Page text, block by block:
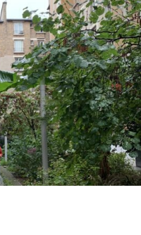
Saint-Blaise / Réunion